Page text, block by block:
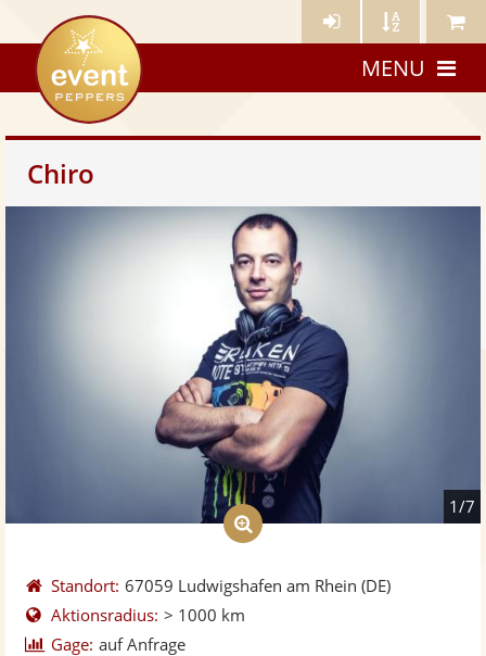
Künstler- Künstler Meine
eventpeppers
MENU
Chiro
1/7
Standort: 67059 Ludwigshafen am Rhein (DE)
Aktionsradius: > 1000 km
Gage: auf Anfrage